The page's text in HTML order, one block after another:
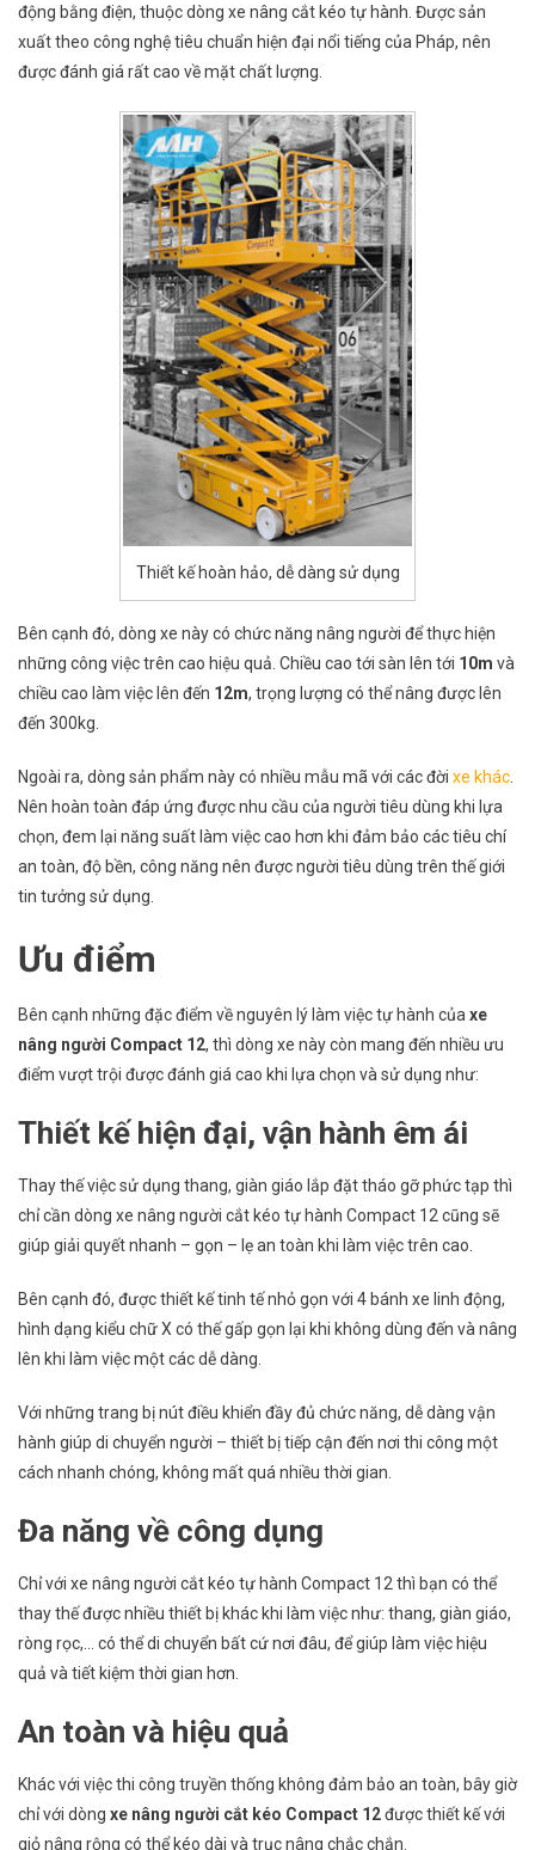
động bằng điện, thuộc dòng xe nâng cắt kéo tự hành. Được sản
xuất theo công nghệ tiêu chuẩn hiện đại nổi tiếng của Pháp, nên
được đánh giá rất cao về mặt chất lượng.
Thiết kế hoàn hảo, dễ dàng sử dụng
Bên cạnh đó, dòng xe này có chức năng nâng người để thực hiện
những công việc trên cao hiệu quả. Chiều cao tới sàn lên tới 10m và
chiều cao làm việc lên đến 12m, trọng lượng có thể nâng được lên
đến 300kg.
Ngoài ra, dòng sản phẩm này có nhiều mẫu mã với các đời xe khác
Nên hoàn toàn đáp ứng được nhu cầu của người tiêu dùng khi lựa
chọn, đem lại năng suất làm việc cao hơn khi đảm bảo các tiêu chí
an toàn, độ bền, công năng nên được người tiêu dùng trên thế giới
tin tưởng sử dụng.
Ưu điểm
Bên cạnh những đặc điểm về nguyên lý làm việc tự hành của xe
nâng người Compact 12, thì dòng xe này còn mang đến nhiều ưu
điểm vượt trội được đánh giá cao khi lựa chọn và sử dụng như:
Thiết kế hiện đại, vận hành êm ái
Thay thế việc sử dụng thang, giàn giáo lắp đặt tháo gỡ phức tạp thì
chỉ cần dòng xe nâng người cắt kéo tự hành Compact 12 cũng sẽ
giúp giải quyết nhanh – gọn – lẹ an toàn khi làm việc trên cao.
Bên cạnh đó, được thiết kế tinh tế nhỏ gọn với 4 bánh xe linh động,
hình dạng kiểu chữ X có thế gấp gọn lại khi không dùng đến và nâng
lên khi làm việc một các dễ dàng.
Với những trang bị nút điều khiển đầy đủ chức năng, dễ dàng vận
hành giúp di chuyển người – thiết bị tiếp cận đến nơi thi công một
cách nhanh chóng, không mất quá nhiều thời gian.
Đa năng về công dụng
Chỉ với xe nâng người cắt kéo tự hành Compact 12 thì bạn có thể
thay thế được nhiều thiết bị khác khi làm việc như: thang, giàn giáo,
ròng rọc,… có thể di chuyển bất cứ nơi đâu, để giúp làm việc hiệu
quả và tiết kiệm thời gian hơn.
An toàn và hiệu quả
Khác với việc thi công truyền thống không đảm bảo an toàn, bây giờ
chỉ với dòng xe nâng người cắt kéo Compact 12được thiết kế với
giỏ nâng rộng có thể kéo dài và trục nâng chắc chắn.